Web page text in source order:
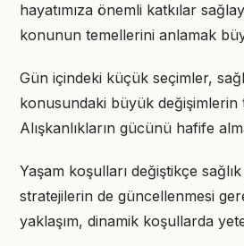
hayatımıza önemli katkılar
konunun temellerini anlamak
Gün içindeki küçük seçimler,
konusundaki büyük değişimlerin
Alışkanlıkların gücünü hafife
Yaşam koşulları değiştikçe
stratejilerin de güncellenmesi
yaklaşım, dinamik koşullarda